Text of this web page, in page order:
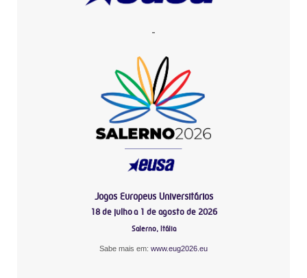
-
Jogos Europeus Universitários
18 de julho a 1 de agosto de 2026
Salerno, Itália
Sabe mais em: www.eug2026.eu